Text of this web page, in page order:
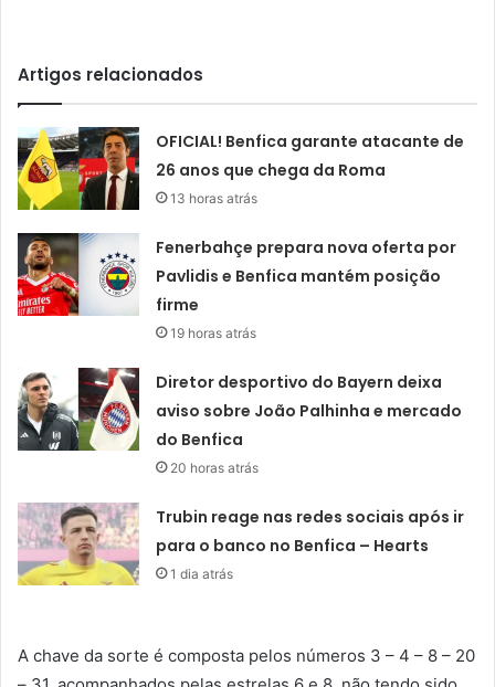
Artigos relacionados
OFICIAL! Benfica garante atacante de
26 anos que chega da Roma
13 horas atrás
Fenerbahçe prepara nova oferta por
Pavlidis e Benfica mantém posição
firme
19 horas atrás
Diretor desportivo do Bayern deixa
aviso sobre João Palhinha e mercado
do Benfica
20 horas atrás
Trubin reage nas redes sociais após ir
para o banco no Benfica – Hearts
1 dia atrás
A chave da sorte é composta pelos números 3 – 4 – 8 – 20